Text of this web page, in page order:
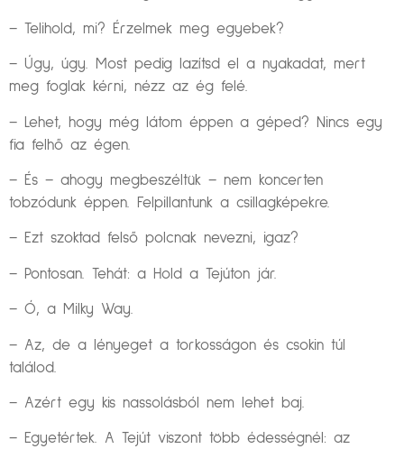
– Telihold, mi? Érzelmek meg egyebek?
– Úgy, úgy. Most pedig lazítsd el a nyakadat, mert
meg foglak kérni, nézz az ég felé.
– Lehet, hogy még látom éppen a géped? Nincs egy
fia felhő az égen.
– És – ahogy megbeszéltük – nem koncerten
tobzódunk éppen. Felpillantunk a csillagképekre.
– Ezt szoktad felső polcnak nevezni, igaz?
– Pontosan. Tehát: a Hold a Tejúton jár.
– Ó, a Milky Way.
– Az, de a lényeget a torkosságon és csokin túl
találod.
– Azért egy kis nassolásból nem lehet baj.
– Egyetértek. A Tejút viszont több édességnél: az